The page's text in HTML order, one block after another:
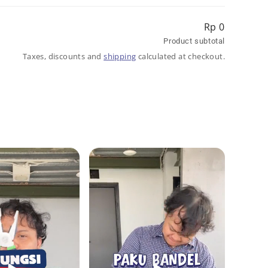
Rp 0
Product subtotal
Taxes, discounts andshipping calculated at checkout.